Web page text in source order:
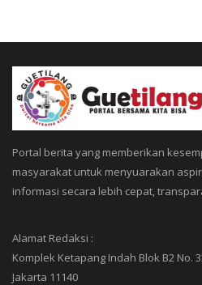
Portal berita yang memberikan
masyarakat untuk menyuarakan
informasi secara lebih cepat,
Alamat Redaksi :
Komplek Ketapang Indah Blok B2 No.
Jakarta 11140